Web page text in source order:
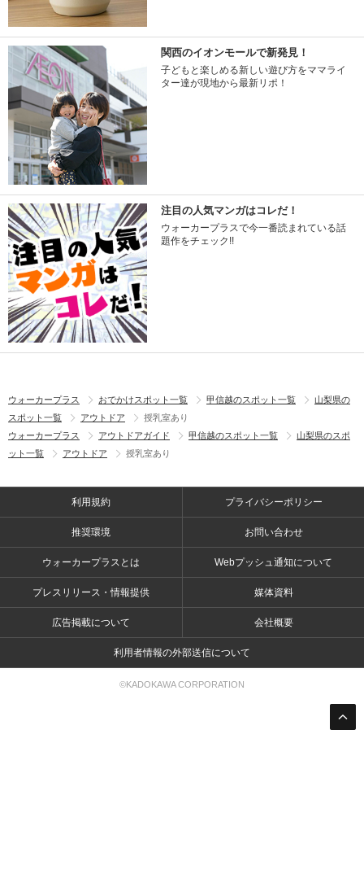
関西のイオンモールで新発見！
子どもと楽しめる新しい遊び方をママライ
ター達が現地から最新リポ！
注目の人気マンガはコレだ！
ウォーカープラスで今一番読まれている話
題作をチェック!!
ウォーカープラス おでかけスポット一覧 甲信越のスポット一覧
山梨県の
スポット一覧
アウトドア
授乳室あり
ウォーカープラス
アウトドアガイド 甲信越のスポット一覧
山梨県のスポ
ット一覧
アウトドア 授乳室あり
利用規約 プライバシーポリシー
推奨環境 お問い合わせ
ウォーカープラスとは Webプッシュ通知について
プレスリリース・情報提供 媒体資料
広告掲載について 会社概要
利用者情報の外部送信について
©KADOKAWA CORPORATION